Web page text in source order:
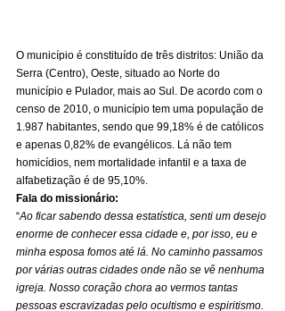
O município é constituído de três distritos: União da
Serra (Centro), Oeste, situado ao Norte do
município e Pulador, mais ao Sul. De acordo com o
censo de 2010, o município tem uma população de
1.987 habitantes, sendo que 99,18% é de católicos
e apenas 0,82% de evangélicos. Lá não tem
homicídios, nem mortalidade infantil e a taxa de
alfabetização é de 95,10%.
Fala do missionário:
“Ao ficar sabendo dessa estatística, senti um desejo
enorme de conhecer essa cidade e, por isso, eu e
minha esposa fomos até lá. No caminho passamos
por várias outras cidades onde não se vê nenhuma
igreja. Nosso coração chora ao vermos tantas
pessoas escravizadas pelo ocultismo e espiritismo.